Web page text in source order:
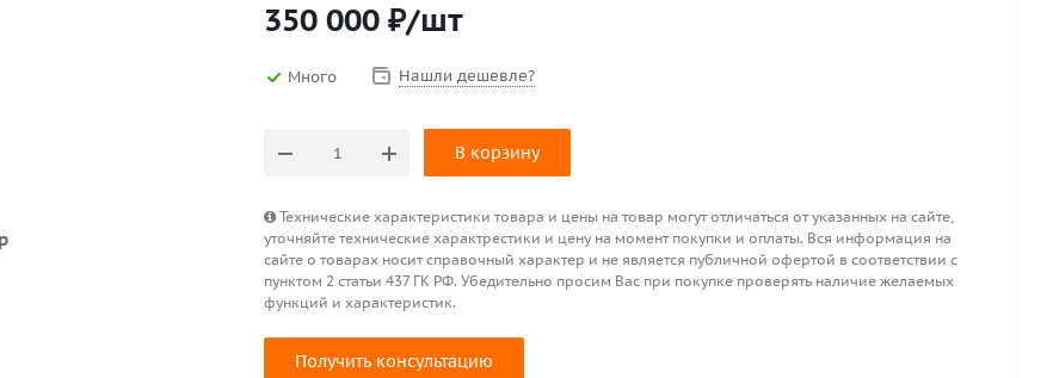
350 000 ₽/шт
Много Нашли дешевле?
В корзину
Технические характеристики товара и цены на товар могут отличаться от указанных на сайте,
уточняйте технические характрестики и цену на момент покупки и оплаты. Вся информация на
сайте о товарах носит справочный характер и не является публичной офертой в соответствии с
пунктом 2 статьи 437 ГК РФ. Убедительно просим Вас при покупке проверять наличие желаемых
функций и характеристик.
Получить консультацию